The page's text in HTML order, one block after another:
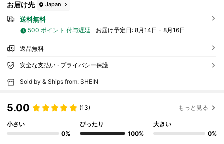
お届け先 Japan
送料無料
500 ポイント 付与遅延 お届け予定日: 8月14日 - 8月16日
返品無料
安全な支払い · プライバシー保護
Sold by & Ships from: SHEIN
5.00 (13) もっと見る
小さい
0%
ぴったり
100%
大きい
0%